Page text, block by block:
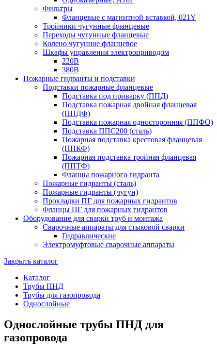
Фильтры
Фланцевые с магнитной вставкой, 021Y
Тройники чугунные фланцевые
Переходы чугунные фланцевые
Колено чугунное фланцевое
Шкафы управления электроприводом
220В
380В
Пожарные гидранты и подставки
Подставки пожарные фланцевые
Подставка под приварку (ППД)
Подставка пожарная двойная фланцевая
(ППДФ)
Подставка пожарная односторонняя (ППФО)
Подставка ППС200 (сталь)
Пожарная подставка крестовая фланцевая
(ППКФ)
Пожарная подставка тройная фланцевая
(ППТФ)
Фланцы пожарного гидранта
Пожарные гидранты (сталь)
Пожарные гидранты (чугун)
Прокладки ПГ для пожарных гидрантов
Фланцы ПГ для пожарных гидрантов
Оборудование для сварки труб и монтажа
Сварочные аппараты для стыковой сварки
Гидравлические
Электромуфтовые сварочные аппараты
Закрыть каталог
Каталог
Трубы ПНД
Трубы для газопровода
Однослойные
Однослойные трубы ПНД для
газопровода